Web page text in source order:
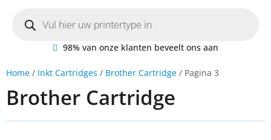
98% van onze klanten beveelt ons aan
Home / Inkt Cartridges / Brother Cartridge / Pagina 3
Brother Cartridge